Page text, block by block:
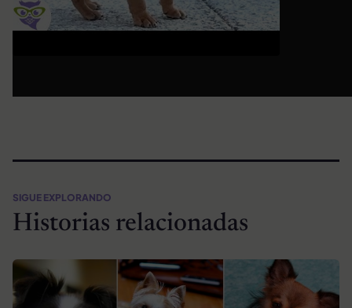
SIGUE EXPLORANDO
Historias relacionadas